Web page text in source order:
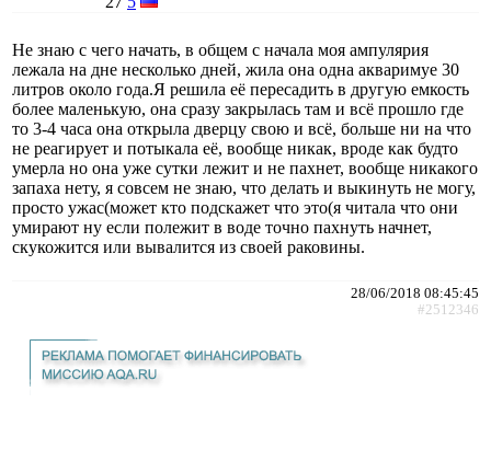
Не знаю с чего начать, в общем с начала моя ампулярия
лежала на дне несколько дней, жила она одна акваримуе 30
литров около года.Я решила её пересадить в другую емкость
более маленькую, она сразу закрылась там и всё прошло где
то 3-4 часа она открыла дверцу свою и всё, больше ни на что
не реагирует и потыкала её, вообще никак, вроде как будто
умерла но она уже сутки лежит и не пахнет, вообще никакого
запаха нету, я совсем не знаю, что делать и выкинуть не могу,
просто ужас(может кто подскажет что это(я читала что они
умирают ну если полежит в воде точно пахнуть начнет,
скукожится или вывалится из своей раковины.
28/06/2018 08:45:45
#2512346